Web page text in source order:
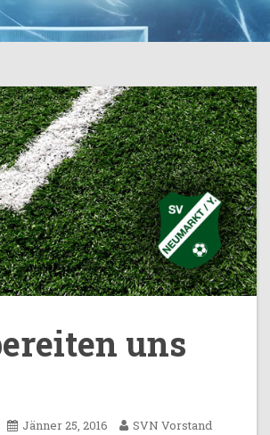
uns
Jänner 25, 2016
SVN Vorstand